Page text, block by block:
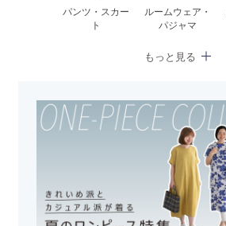
パンツ・スカー
ト
ルームウェア・
パジャマ